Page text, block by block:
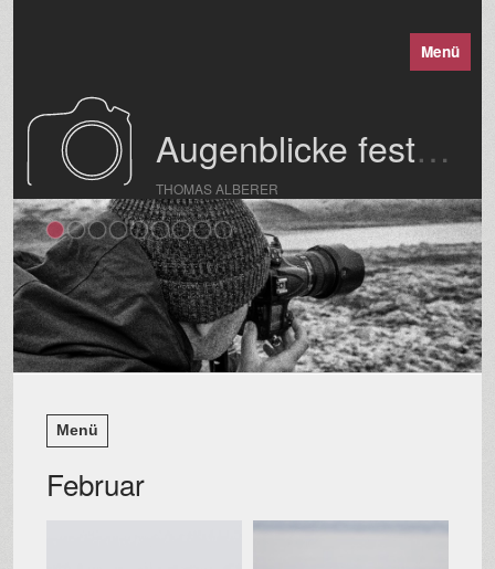
Menü
Augenblicke festgehalten
THOMAS ALBERER
Menü
Februar